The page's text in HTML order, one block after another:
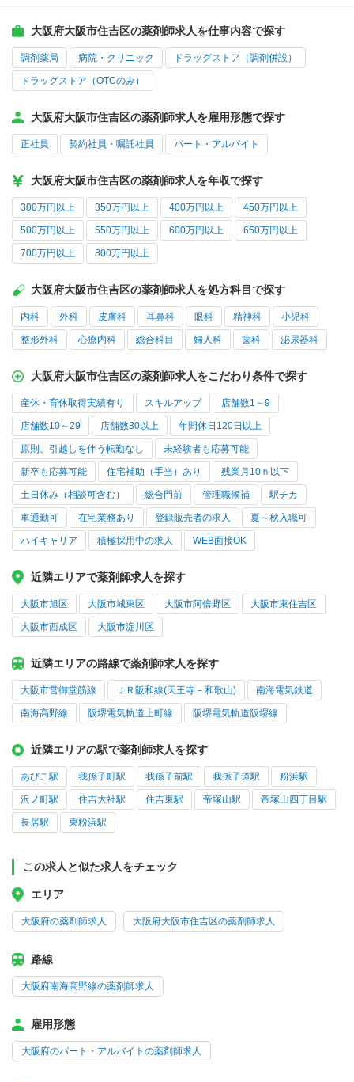
大阪府大阪市住吉区の薬剤師求人を仕事内容で探す
調剤薬局 病院・クリニック ドラッグストア（調剤併設）
ドラッグストア（OTCのみ）
大阪府大阪市住吉区の薬剤師求人を雇用形態で探す
正社員 契約社員・嘱託社員 パート・アルバイト
大阪府大阪市住吉区の薬剤師求人を年収で探す
300万円以上 350万円以上 400万円以上 450万円以上
500万円以上 550万円以上 600万円以上 650万円以上
700万円以上 800万円以上
大阪府大阪市住吉区の薬剤師求人を処方科目で探す
内科 外科 皮膚科 耳鼻科 眼科 精神科 小児科
整形外科 心療内科 総合科目 婦人科 歯科 泌尿器科
大阪府大阪市住吉区の薬剤師求人をこだわり条件で探す
産休・育休取得実績有り スキルアップ 店舗数1～9
店舗数10～29 店舗数30以上 年間休日120日以上
原則、引越しを伴う転勤なし 未経験者も応募可能
新卒も応募可能 住宅補助（手当）あり 残業月10ｈ以下
土日休み（相談可含む） 総合門前 管理職候補 駅チカ
車通勤可 在宅業務あり 登録販売者の求人 夏～秋入職可
ハイキャリア 積極採用中の求人 WEB面接OK
近隣エリアで薬剤師求人を探す
大阪市旭区 大阪市城東区 大阪市阿倍野区 大阪市東住吉区
大阪市西成区 大阪市淀川区
近隣エリアの路線で薬剤師求人を探す
大阪市営御堂筋線 ＪＲ阪和線(天王寺－和歌山) 南海電気鉄道
南海高野線 阪堺電気軌道上町線 阪堺電気軌道阪堺線
近隣エリアの駅で薬剤師求人を探す
あびこ駅 我孫子町駅 我孫子前駅 我孫子道駅 粉浜駅
沢ノ町駅 住吉大社駅 住吉東駅 帝塚山駅 帝塚山四丁目駅
長居駅 東粉浜駅
この求人と似た求人をチェック
エリア
大阪府の薬剤師求人 大阪府大阪市住吉区の薬剤師求人
路線
大阪府南海高野線の薬剤師求人
雇用形態
大阪府のパート・アルバイトの薬剤師求人